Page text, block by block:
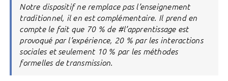
Notre dispositif ne remplace pas l’enseignement
traditionnel, il en est complémentaire. Il prend en
compte le fait que 70 % de #l’apprentissage est
provoqué par l’expérience, 20 % par les interactions
sociales et seulement 10 % par les méthodes
formelles de transmission.